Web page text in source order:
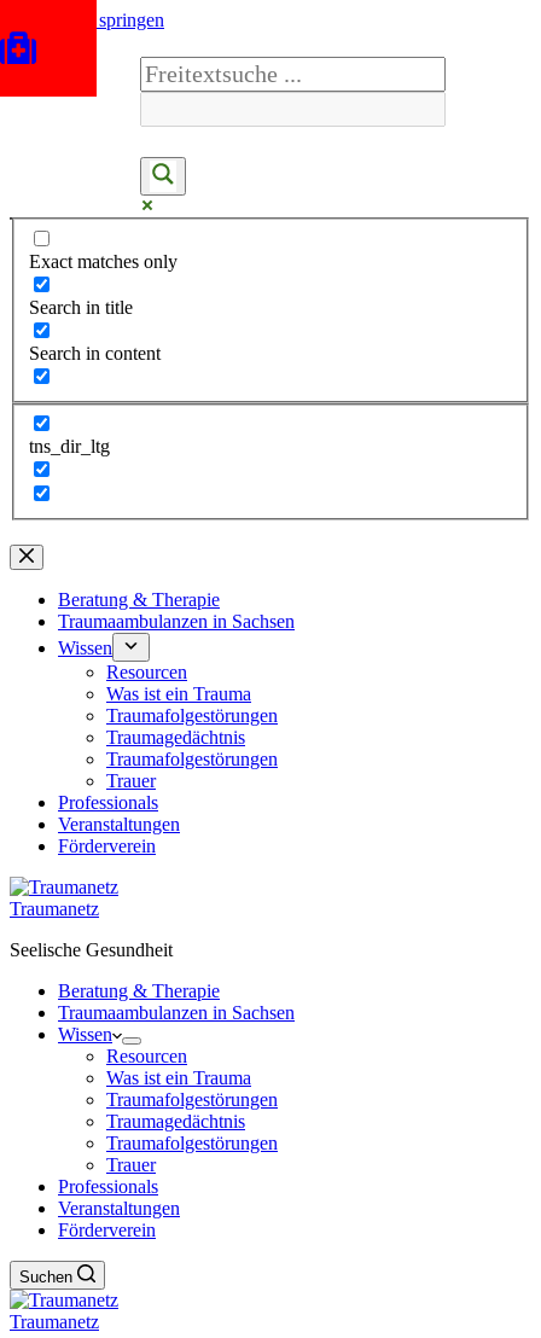
Zum Inhalt springen
Exact matches only
Search in title
Search in content
tns_dir_ltg
Beratung & Therapie
Traumaambulanzen in Sachsen
Wissen
Resourcen
Was ist ein Trauma
Traumafolgestörungen
Traumagedächtnis
Traumafolgestörungen
Trauer
Professionals
Veranstaltungen
Förderverein
Traumanetz
Seelische Gesundheit
Beratung & Therapie
Traumaambulanzen in Sachsen
Wissen
Resourcen
Was ist ein Trauma
Traumafolgestörungen
Traumagedächtnis
Traumafolgestörungen
Trauer
Professionals
Veranstaltungen
Förderverein
Suchen
Traumanetz